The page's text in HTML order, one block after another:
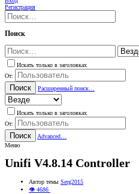
Регистрация
Поиск
Искать только в заголовках
От:
Поиск Расширенный поиск…
Искать только в заголовках
От:
Поиск
Advanced…
Меню
Unifi V4.8.14 Controller
Автор темы Serg2015
👁 4686